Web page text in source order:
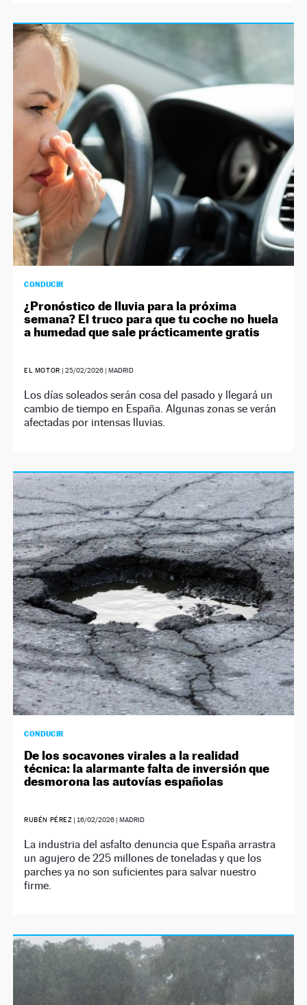
CONDUCIR
¿Pronóstico de lluvia para la próxima
semana? El truco para que tu coche no huela
a humedad que sale prácticamente gratis
EL MOTOR | 25/02/2026| MADRID
Los días soleados serán cosa del pasado y llegará un
cambio de tiempo en España. Algunas zonas se verán
afectadas por intensas lluvias.
CONDUCIR
De los socavones virales a la realidad
técnica: la alarmante falta de inversión que
desmorona las autovías españolas
RUBÉN PÉREZ | 16/02/2026 | MADRID
La industria del asfalto denuncia que España arrastra
un agujero de 225 millones de toneladas y que los
parches ya no son suficientes para salvar nuestro
firme.